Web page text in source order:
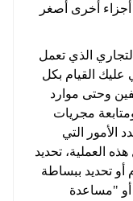
أجزاء أخرى أصغر
الذي تعمل
عليك القيام بكل
وحتى موارد
مجريات
الأمور التي
العملية، تحديد
تحديد ببساطة
أو "مساعدة